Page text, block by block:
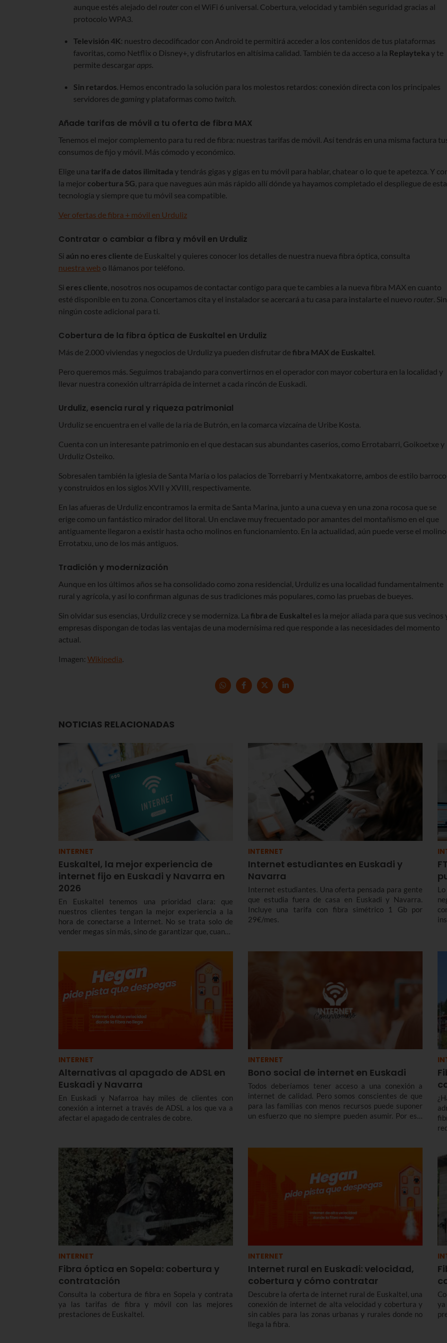
aunque estés alejado del router con el WiFi 6 universal. Cobertura, velocidad y también seguridad gracias al
protocolo WPA3.
Televisión 4K: nuestro decodificador con Android te permitirá acceder a los contenidos de tus plataformas
favoritas, como Netflix o Disney+, y disfrutarlos en altísima calidad. También te da acceso a la Replayteka y te
permite descargar apps
Sin retardos . Hemos encontrado la solución para los molestos retardos: conexión directa con los principales
servidores de gamingy plataformas como twitch
Añade tarifas de móvil a tu oferta de fibra MAX
Tenemos el mejor complemento para tu red de fibra: nuestras tarifas de móvil. Así tendrás en una misma factura
consumos de fijo y móvil. Más cómodo y económico.
Elige una tarifa de datos ilimitada y tendrás gigas y gigas en tu móvil para hablar, chatear o lo que te apetezca. Y
la mejor cobertura 5G , para que navegues aún más rápido allí dónde ya hayamos completado el despliegue de esta
tecnología y siempre que tu móvil sea compatible.
Ver ofertas de fibra + móvil en Urduliz
Contratar o cambiar a fibra y móvil en Urduliz
Si aún no eres cliente de Euskaltel y quieres conocer los detalles de nuestra nueva fibra óptica, consulta
nuestra web o llámanos por teléfono.
Si eres cliente , nosotros nos ocupamos de contactar contigo para que te cambies a la nueva fibra MAX en cuanto
esté disponible en tu zona. Concertamos cita y el instalador se acercará a tu casa para instalarte el nuevo router . Sin
ningún coste adicional para ti.
Cobertura de la fibra óptica de Euskaltel en Urduliz
Más de 2.000 viviendas y negocios de Urduliz ya pueden disfrutar defibra MAX de Euskaltel
Pero queremos más. Seguimos trabajando para convertirnos en el operador con mayor cobertura en la localidad y
llevar nuestra conexión ultrarrápida de internet a cada rincón de Euskadi.
Urduliz, esencia rural y riqueza patrimonial
Urduliz se encuentra en el valle de la ría de Butrón, en la comarca vizcaína de Uribe Kosta.
Cuenta con un interesante patrimonio en el que destacan sus abundantes caseríos, como Errotabarri, Goikoetxe y
Urduliz Osteiko.
Sobresalen también la iglesia de Santa María o los palacios de Torrebarri y Mentxakatorre, ambos de estilo barroco
y construidos en los siglos XVII y XVIII, respectivamente.
En las afueras de Urduliz encontramos la ermita de Santa Marina, junto a una cueva y en una zona rocosa que se
erige como un fantástico mirador del litoral. Un enclave muy frecuentado por amantes del montañismo en el que
antiguamente llegaron a existir hasta ocho molinos en funcionamiento. En la actualidad, aún puede verse el molino
Errotatxu, uno de los más antiguos.
Tradición y modernización
Aunque en los últimos años se ha consolidado como zona residencial, Urduliz es una localidad fundamentalmente
rural y agrícola, y así lo confirman algunas de sus tradiciones más populares, como las pruebas de bueyes.
Sin olvidar sus esencias, Urduliz crece y se moderniza. La fibra de Euskaltel es la mejor aliada para que sus vecinos
empresas dispongan de todas las ventajas de una modernísima red que responde a las necesidades del momento
actual.
Imagen: Wikipedia
NOTICIAS RELACIONADAS
INTERNET
Euskaltel, la mejor experiencia de
internet fijo en Euskadi y Navarra en
2026
En Euskaltel tenemos una prioridad clara: que
nuestros clientes tengan la mejor experiencia a la
hora de conectarse a Internet. No se trata solo de
vender megas sin más, sino de garantizar que, cuando
latencia envidiables.
INTERNET
Internet estudiantes en Euskadi y
Navarra
Internet estudiantes. Una oferta pensada para gente
que estudia fuera de casa en Euskadi y Navarra.
Incluye una tarifa con fibra simétrico 1 Gb por
29€/mes.
INTERNET
Alternativas al apagado de ADSL en
Euskadi y Navarra
En Euskadi y Nafarroa hay miles de clientes con
conexión a internet a través de ADSL a los que va a
afectar el apagado de centrales de cobre.
INTERNET
Bono social de internet en Euskadi
Todos deberíamos tener acceso a una conexión a
internet de calidad. Pero somos conscientes de que
para las familias con menos recursos puede suponer
un esfuerzo que no siempre pueden asumir. Por eso,
Internet: una conexión simétrica desde 300 megas a
INTERNET
Fibra óptica en Sopela: cobertura y
contratación
Consulta la cobertura de fibra en Sopela y contrata
ya las tarifas de fibra y móvil con las mejores
prestaciones de Euskaltel.
INTERNET
Internet rural en Euskadi: velocidad,
cobertura y cómo contratar
Descubre la oferta de internet rural de Euskaltel, una
conexión de internet de alta velocidad y cobertura y
sin cables para las zonas urbanas y rurales donde no
llega la fibra.